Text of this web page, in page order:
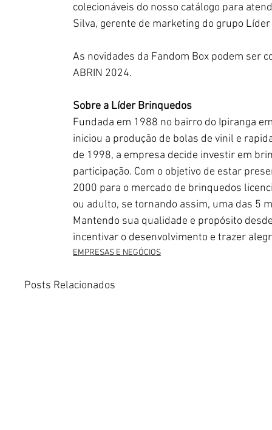
colecionáveis do nosso catálogo para
Silva, gerente de marketing do grupo
As novidades da Fandom Box podem ser
ABRIN 2024.
Sobre a Líder Brinquedos
Fundada em 1988 no bairro do Ipiranga
iniciou a produção de bolas de vinil e
de 1998, a empresa decide investir em
participação. Com o objetivo de estar
2000 para o mercado de brinquedos
ou adulto, se tornando assim, uma das 5
Mantendo sua qualidade e propósito
incentivar o desenvolvimento e trazer
EMPRESAS E NEGÓCIOS
Posts Relacionados